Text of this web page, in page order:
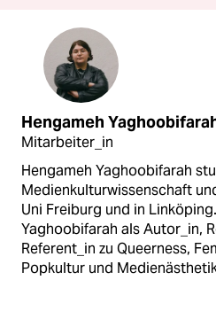
Hengameh
Mitarbeiter_in
Hengameh Yaghoobifarah
Medienkulturwissenschaft
Uni Freiburg und in
Yaghoobifarah als Autor_in,
Referent_in zu Queerness,
Popkultur und